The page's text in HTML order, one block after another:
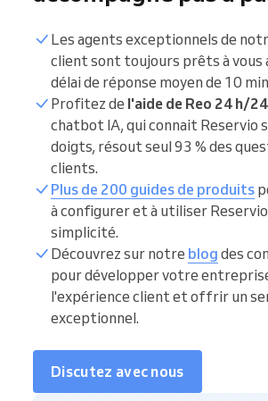
Les agents exceptionnels de
client sont toujours prêts à vous
délai de réponse moyen de 10
Profitez de l'aide de Reo 24 h/
chatbot IA, qui connait Reservio
doigts, résout seul 93 % des
clients.
Plus de 200 guides de produits
à configurer et à utiliser
simplicité.
Découvrez sur notre blog des
pour développer votre
l'expérience client et offrir un
exceptionnel.
Discutez avec nous